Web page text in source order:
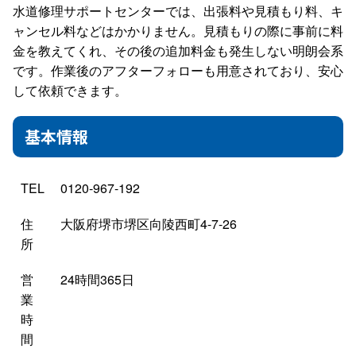
水道修理サポートセンターでは、出張料や見積もり料、キ
ャンセル料などはかかりません。見積もりの際に事前に料
金を教えてくれ、その後の追加料金も発生しない明朗会系
です。作業後のアフターフォローも用意されており、安心
して依頼できます。
基本情報
TEL
0120-967-192
住
所
大阪府堺市堺区向陵西町4-7-26
営
業
時
間
24時間365日